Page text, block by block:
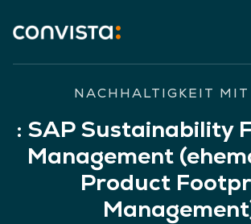
Suchen
NACHHALTIGKEIT MIT
: SAP Sustainability
Management
Product